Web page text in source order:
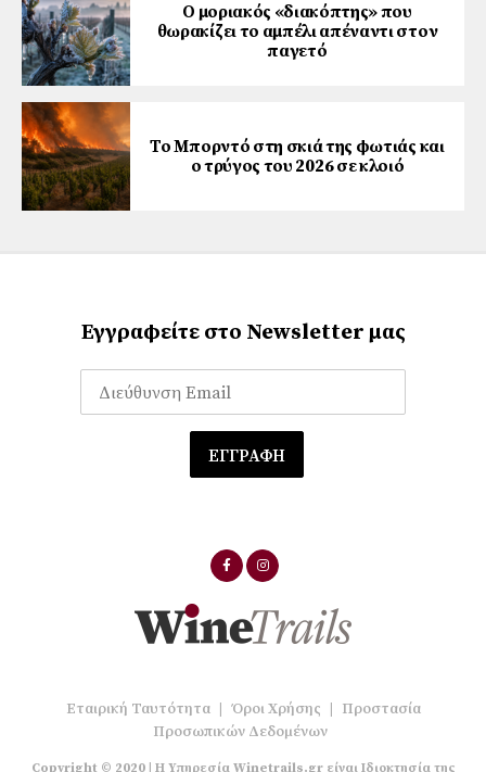
Ο μοριακός «διακόπτης» που
θωρακίζει το αμπέλι απέναντι στον
παγετό
Το Μπορντό στη σκιά της φωτιάς και
ο τρύγος του 2026 σε κλοιό
Εγγραφείτε στο Newsletter μας
Εταιρική Ταυτότητα | Όροι Χρήσης | Προστασία
Προσωπικών Δεδομένων
Copyright © 2020 | Η Υπηρεσία Winetrails.gr είναι Ιδιοκτησία της